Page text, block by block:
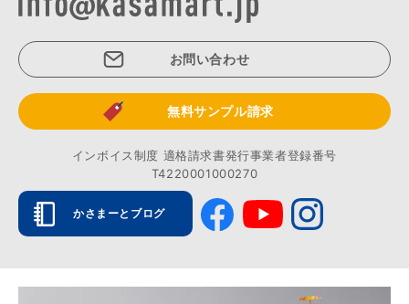
お問い合わせ
無料サンプル請求
インボイス制度 適格請求書発行事業者登録番号
T4220001000270
かさまーとブログ